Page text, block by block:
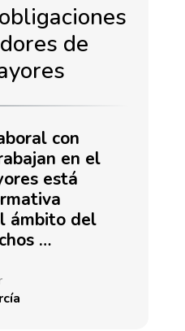
de
con
en el
está
ámbito del
…